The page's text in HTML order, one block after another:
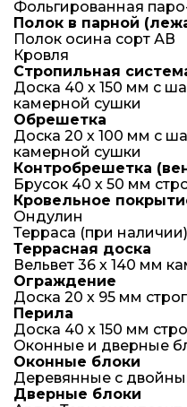
Фольгированная
Полок в парной
Полок осина сорт АВ
Кровля
Стропильная
Доска 40 х 150 мм с
камерной сушки
Обрешетка
Доска 20 х 100 мм с
камерной сушки
Контробрешетка
Брусок 40 х 50 мм
Кровельное
Ондулин
Терраса (при наличии)
Террасная доска
Вельвет 36 х 140 мм
Ограждение
Доска 20 х 95 мм
Перила
Доска 40 х 150 мм
Оконные и дверные
Оконные блоки
Деревянные с
Дверные блоки